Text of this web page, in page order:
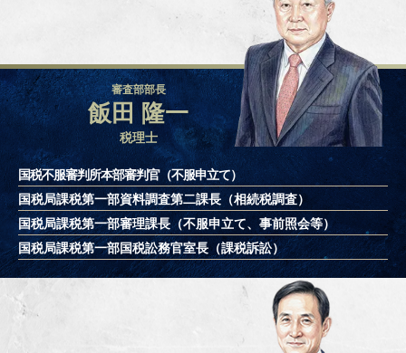
審査部部長
飯田 隆一
税理士
国税不服審判所本部審判官（不服申立て）
国税局課税第一部資料調査第二課長（相続税調査）
国税局課税第一部審理課長（不服申立て、事前照会等）
国税局課税第一部国税訟務官室長（課税訴訟）